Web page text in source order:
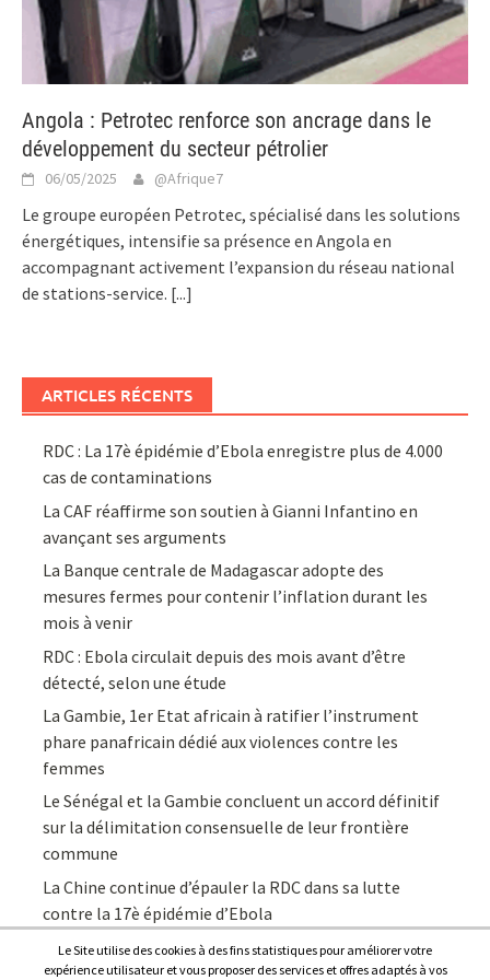
Angola : Petrotec renforce son ancrage dans le
développement du secteur pétrolier
06/05/2025 @Afrique7
Le groupe européen Petrotec, spécialisé dans les solutions
énergétiques, intensifie sa présence en Angola en
accompagnant activement l’expansion du réseau national
de stations-service. [...]
ARTICLES RÉCENTS
RDC : La 17è épidémie d’Ebola enregistre plus de 4.000
cas de contaminations
La CAF réaffirme son soutien à Gianni Infantino en
avançant ses arguments
La Banque centrale de Madagascar adopte des
mesures fermes pour contenir l’inflation durant les
mois à venir
RDC : Ebola circulait depuis des mois avant d’être
détecté, selon une étude
La Gambie, 1er Etat africain à ratifier l’instrument
phare panafricain dédié aux violences contre les
femmes
Le Sénégal et la Gambie concluent un accord définitif
sur la délimitation consensuelle de leur frontière
commune
La Chine continue d’épauler la RDC dans sa lutte
contre la 17è épidémie d’Ebola
Le Site utilise des cookies à des fins statistiques pour améliorer votre
expérience utilisateur et vous proposer des services et offres adaptés à vos